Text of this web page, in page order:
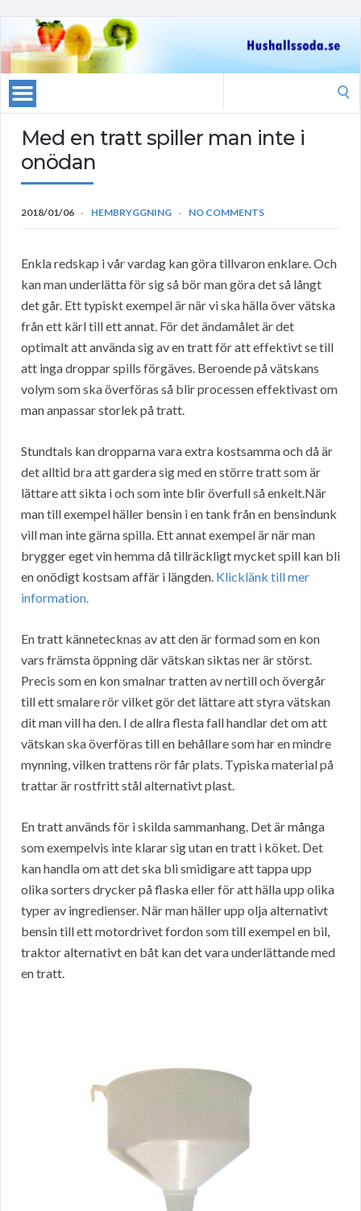
Med en tratt spiller man inte i
onödan
2018/01/06 HEMBRYGGNING NO COMMENTS
Enkla redskap i vår vardag kan göra tillvaron enklare. Och
kan man underlätta för sig så bör man göra det så långt
det går. Ett typiskt exempel är när vi ska hälla över vätska
från ett kärl till ett annat. För det ändamålet är det
optimalt att använda sig av en tratt för att effektivt se till
att inga droppar spills förgäves. Beroende på vätskans
volym som ska överföras så blir processen effektivast om
man anpassar storlek på tratt.
Stundtals kan dropparna vara extra kostsamma och då är
det alltid bra att gardera sig med en större tratt som är
lättare att sikta i och som inte blir överfull så enkelt.När
man till exempel häller bensin i en tank från en bensindunk
vill man inte gärna spilla. Ett annat exempel är när man
brygger eget vin hemma då tillräckligt mycket spill kan bli
en onödigt kostsam affär i längden. Klicklänk till mer
information.
En tratt kännetecknas av att den är formad som en kon
vars främsta öppning där vätskan siktas ner är störst.
Precis som en kon smalnar tratten av nertill och övergår
till ett smalare rör vilket gör det lättare att styra vätskan
dit man vill ha den. I de allra flesta fall handlar det om att
vätskan ska överföras till en behållare som har en mindre
mynning, vilken trattens rör får plats. Typiska material på
trattar är rostfritt stål alternativt plast.
En tratt används för i skilda sammanhang. Det är många
som exempelvis inte klarar sig utan en tratt i köket. Det
kan handla om att det ska bli smidigare att tappa upp
olika sorters drycker på flaska eller för att hälla upp olika
typer av ingredienser. När man häller upp olja alternativt
bensin till ett motordrivet fordon som till exempel en bil,
traktor alternativt en båt kan det vara underlättande med
en tratt.